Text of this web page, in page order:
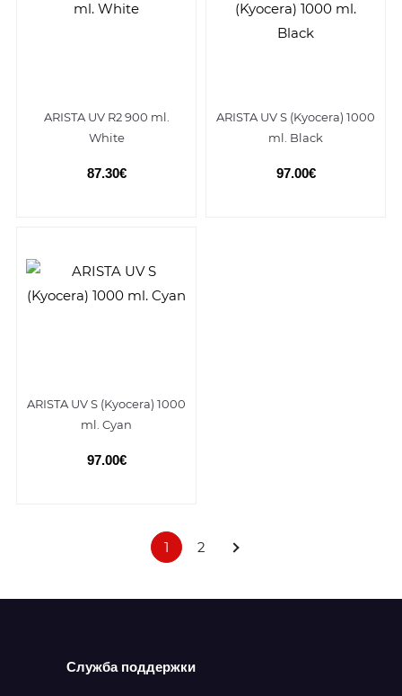
ARISTA UV R2 900 ml.
White
87.30€
ARISTA UV S (Kyocera) 1000
ml. Black
97.00€
ARISTA UV S (Kyocera) 1000
ml. Cyan
97.00€
1 2
Служба поддержки